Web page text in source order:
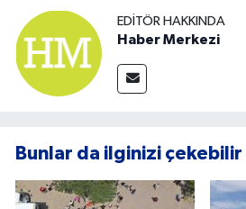
EDITÖR HAKKINDA
Haber Merkezi
Bunlar da ilginizi çekebilir